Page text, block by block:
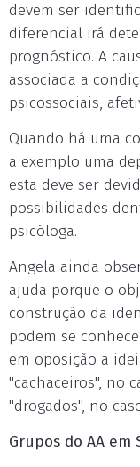
devem ser
diferencial irá
prognóstico. A
associada a
psicossociais,
Quando há uma
a exemplo uma
esta deve ser
possibilidades
psicóloga.
Angela ainda
ajuda porque o
construção da
podem se
em oposição a
"cachaceiros", no
"drogados", no
Grupos do AA em